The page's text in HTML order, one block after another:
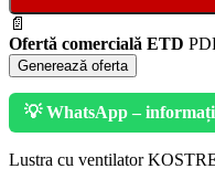
📄
Ofertă comercială ETD
Generează oferta
💡 WhatsApp –
Lustra cu ventilator